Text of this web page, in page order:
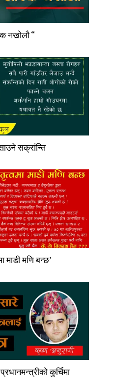
नखोलौ “
सक्रांन्ति
माडी मणि बन्छ’
कुर्चिमा